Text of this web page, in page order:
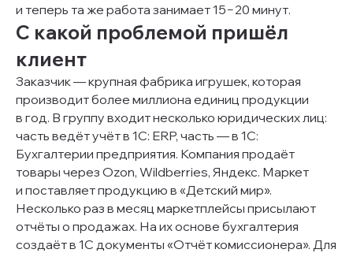
и теперь та же работа занимает 15−20 минут.
С какой проблемой пришёл
клиент
Заказчик — крупная фабрика игрушек, которая
производит более миллиона единиц продукции
в год. В группу входит несколько юридических лиц:
часть ведёт учёт в 1С: ERP, часть — в 1С:
Бухгалтерии предприятия. Компания продаёт
товары через Ozon, Wildberries, Яндекс. Маркет
и поставляет продукцию в «Детский мир».
Несколько раз в месяц маркетплейсы присылают
отчёты о продажах. На их основе бухгалтерия
создаёт в 1С документы «Отчёт комиссионера». Для